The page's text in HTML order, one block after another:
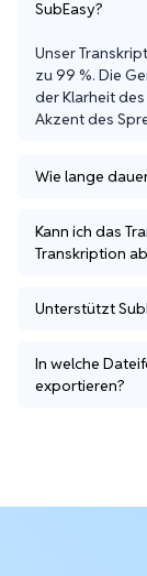
SubEasy?
Unser
zu 99 %. Die
der Klarheit
Akzent des
Wie lange
Kann ich das
Transkription
Unterstützt
In welche
exportieren?